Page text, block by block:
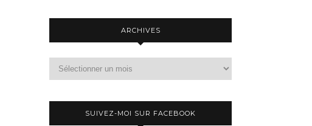
ARCHIVES
SUIVEZ-MOI SUR FACEBOOK